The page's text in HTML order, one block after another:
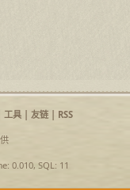
工具| 友链| RSS
0.010, SQL: 11